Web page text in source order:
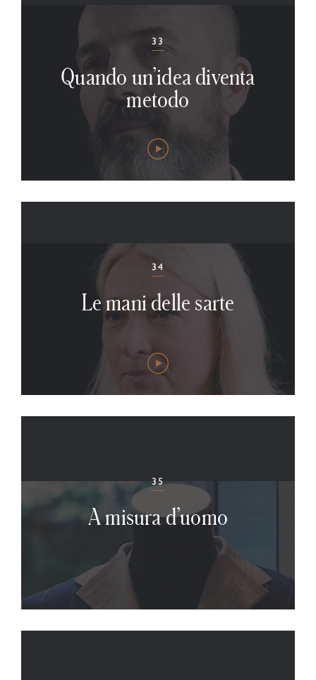
33
Quando un’idea diventa
metodo
34
Le mani delle sarte
35
A misura d’uomo